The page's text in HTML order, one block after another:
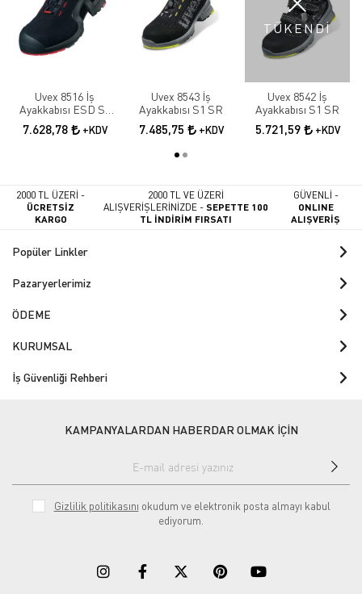
Uvex 8516 İş
Ayakkabısı ESD S3
SRC
7.628,78 +KDV
Uvex 8543 İş
Ayakkabısı S1 SR
7.485,75 +KDV
TÜKENDİ
Uvex 8542 İş
Ayakkabısı S1 SR
5.721,59 +KDV
2000 TL ÜZERİ -
ÜCRETSİZ
KARGO
2000 TL VE ÜZERİ
ALIŞVERİŞLERİNİZDE -SEPETTE 100
TL İNDİRİM FIRSATI
GÜVENLİ -
ONLINE
ALIŞVERİŞ
Popüler Linkler
Pazaryerlerimiz
ÖDEME
KURUMSAL
İş Güvenliği Rehberi
KAMPANYALARDAN HABERDAR OLMAK İÇİN
Gizlilik politikasını okudum ve elektronik posta almayı kabul
ediyorum.